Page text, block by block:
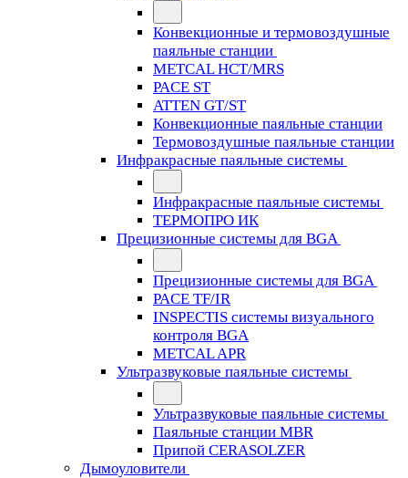
Конвекционные и термовоздушные
паяльные станции
METCAL HCT/MRS
PACE ST
ATTEN GT/ST
Конвекционные паяльные станции
Термовоздушные паяльные станции
Инфракрасные паяльные системы
Инфракрасные паяльные системы
ТЕРМОПРО ИК
Прецизионные системы для BGA
Прецизионные системы для BGA
PACE TF/IR
INSPECTIS системы визуального
контроля BGA
METCAL APR
Ультразвуковые паяльные системы
Ультразвуковые паяльные системы
Паяльные станции MBR
Припой CERASOLZER
Дымоуловители